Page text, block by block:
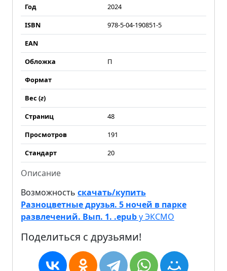
Год
2024
ISBN
978-5-04-190851-5
EAN
Обложка
П
Формат
Вес (г)
Страниц
48
Просмотров
191
Стандарт
20
Описание
Возможность скачать/купить
Разноцветные друзья. 5 ночей в парке
развлечений. Вып. 1. .epubу ЭКСМО
Поделиться с друзьями!